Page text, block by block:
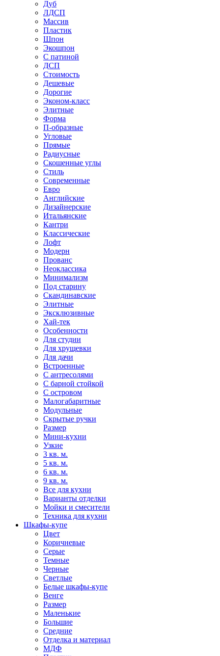
Дуб
ЛДСП
Массив
Пластик
Шпон
Экошпон
С патиной
ДСП
Стоимость
Дешевые
Дорогие
Эконом-класс
Элитные
Форма
П-образные
Угловые
Прямые
Радиусные
Скошенные углы
Стиль
Современные
Евро
Английские
Дизайнерские
Итальянские
Кантри
Классические
Лофт
Модерн
Прованс
Неоклассика
Минимализм
Под старину
Скандинавские
Элитные
Эксклюзивные
Хай-тек
Особенности
Для студии
Для хрущевки
Для дачи
Встроенные
С антресолями
С барной стойкой
С островом
Малогабаритные
Модульные
Скрытые ручки
Размер
Мини-кухни
Узкие
3 кв. м.
5 кв. м.
6 кв. м.
9 кв. м.
Все для кухни
Варианты отделки
Мойки и смесители
Техника для кухни
Шкафы-купе
Цвет
Коричневые
Серые
Темные
Черные
Светлые
Белые шкафы-купе
Венге
Размер
Маленькие
Большие
Средние
Отделка и материал
МДФ